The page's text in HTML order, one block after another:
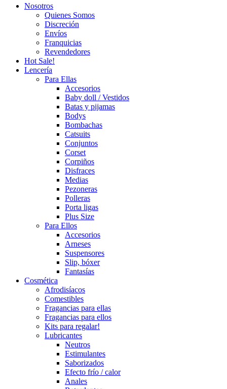
Close
Nosotros
Quienes Somos
Discreción
Envíos
Franquicias
Revendedores
Hot Sale!
Lencería
Para Ellas
Accesorios
Baby doll / Vestidos
Batas y pijamas
Bodys
Bombachas
Catsuits
Conjuntos
Corset
Corpiños
Disfraces
Medias
Pezoneras
Polleras
Porta ligas
Plus Size
Para Ellos
Accesorios
Arneses
Suspensores
Slip, bóxer
Fantasías
Cosmética
Afrodisíacos
Comestibles
Fragancias para ellas
Fragancias para ellos
Kits para regalar!
Lubricantes
Neutros
Estimulantes
Saborizados
Efecto frío / calor
Anales